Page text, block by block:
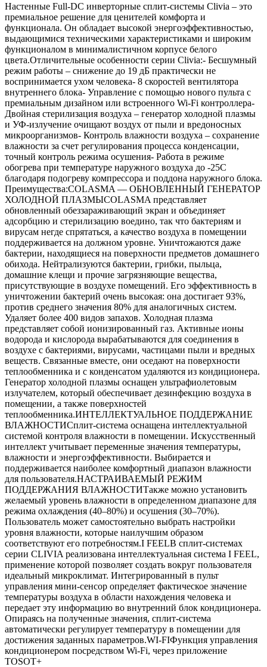
Настенные Full-DC инверторные сплит-системы Clivia – это
премиальное решение для ценителей комфорта и
функционала. Он обладает высокой энергоэффективностью,
выдающимися техническими характеристиками и широким
функционалом в минималистичном корпусе белого
цвета.Отличительные особенности серии Clivia:- Бесшумный
режим работы – снижение до 19 дБ практически не
воспринимается ухом человека- 8 скоростей вентилятора
внутреннего блока- Управление с помощью нового пульта с
премиальным дизайном или встроенного Wi-Fi контроллера-
Двойная стерилизация воздуха – генератор холодной плазмы
и УФ-излучение очищают воздух от пыли и вредоносных
микроорганизмов- Контроль влажности воздуха – сохранение
влажности за счет регулирования процесса конденсации,
точный контроль режима осушения- Работа в режиме
обогрева при температуре наружного воздуха до -25С
благодаря подогреву компрессора и поддона наружного блока.
Преимущества:COLASMA — ОБНОВЛЕННЫЙ ГЕНЕРАТОР
ХОЛОДНОЙ ПЛАЗМЫCOLASMA представляет
обновленный обеззараживающий экран и объединяет
адсорбцию и стерилизацию воедино, так что бактериям и
вирусам негде спрятаться, а качество воздуха в помещении
поддерживается на должном уровне. Уничтожаются даже
бактерии, находящиеся на поверхности предметов домашнего
обихода. Нейтрализуются бактерии, грибки, пыльца,
домашние клещи и прочие загрязняющие вещества,
присутствующие в воздухе помещений. Его эффективность в
уничтожении бактерий очень высокая: она достигает 93%,
против среднего значения 80% для аналогичных систем.
Удаляет более 400 видов запахов. Холодная плазма
представляет собой ионизированный газ. Активные ионы
водорода и кислорода вырабатываются для соединения в
воздухе с бактериями, вирусами, частицами пыли и вредных
веществ. Связанные вместе, они оседают на поверхности
теплообменника и с конденсатом удаляются из кондиционера.
Генератор холодной плазмы оснащен ультрафиолетовым
излучателем, который обеспечивает дезинфекцию воздуха в
помещении, а также поверхностей
теплообменника.ИНТЕЛЛЕКТУАЛЬНОЕ ПОДДЕРЖАНИЕ
ВЛАЖНОСТИСплит-система оснащена интеллектуальной
системой контроля влажности в помещении. Искусственный
интеллект учитывает переменные значения температуры,
влажности и энергоэффективности. Выбирается и
поддерживается наиболее комфортный диапазон влажности
для пользователя.НАСТРАИВАЕМЫЙ РЕЖИМ
ПОДДЕРЖАНИЯ ВЛАЖНОСТИТакже можно установить
желаемый уровень влажности в определенном диапазоне для
режима охлаждения (40–80%) и осушения (30–70%).
Пользователь может самостоятельно выбрать настройки
уровня влажности, которые наилучшим образом
соответствуют его потребностям.I FEELВ сплит-системах
серии CLIVIA реализована интеллектуальная система I FEEL,
применение которой позволяет создать вокруг пользователя
идеальный микроклимат. Интегрированный в пульт
управления мини-сенсор определяет фактическое значение
температуры воздуха в области нахождения человека и
передает эту информацию во внутренний блок кондиционера.
Опираясь на полученные значения, сплит-система
автоматически регулирует температуру в помещении для
достижения заданных параметров.WI-FIФункция управления
кондиционером посредством Wi-Fi, через приложение
TOSOT+